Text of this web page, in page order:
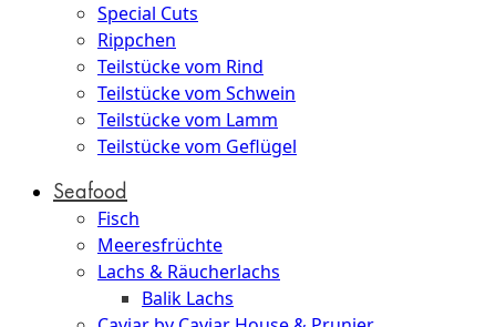
Special Cuts
Rippchen
Teilstücke vom Rind
Teilstücke vom Schwein
Teilstücke vom Lamm
Teilstücke vom Geflügel
Seafood
Fisch
Meeresfrüchte
Lachs & Räucherlachs
Balik Lachs